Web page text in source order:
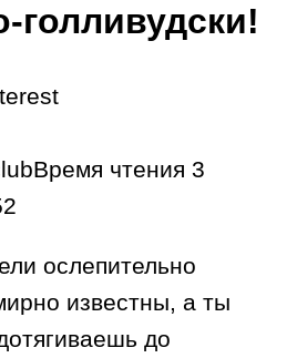
голливудски!
Время чтения 3
ослепительно
известны, а ты
до